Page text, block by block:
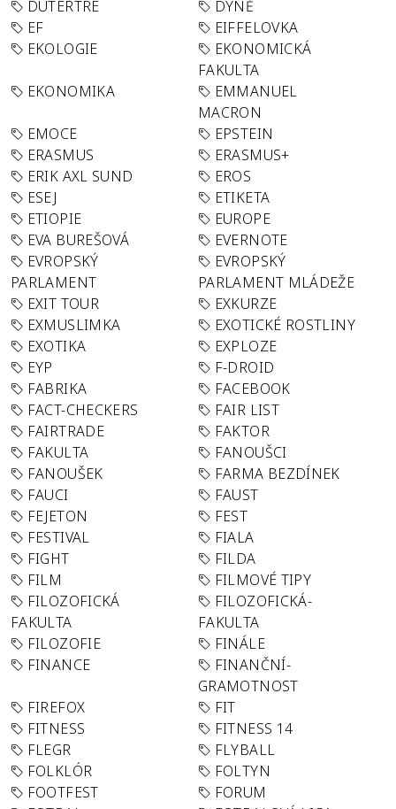
DUTERTRE
DÝNĚ
EF
EIFFELOVKA
EKOLOGIE
EKONOMICKÁ
FAKULTA
EKONOMIKA
EMMANUEL
MACRON
EMOCE
EPSTEIN
ERASMUS
ERASMUS+
ERIK AXL SUND
EROS
ESEJ
ETIKETA
ETIOPIE
EUROPE
EVA BUREŠOVÁ
EVERNOTE
EVROPSKÝ
PARLAMENT
EVROPSKÝ
PARLAMENT MLÁDEŽE
EXIT TOUR
EXKURZE
EXMUSLIMKA
EXOTICKÉ ROSTLINY
EXOTIKA
EXPLOZE
EYP
F-DROID
FABRIKA
FACEBOOK
FACT-CHECKERS
FAIR LIST
FAIRTRADE
FAKTOR
FAKULTA
FANOUŠCI
FANOUŠEK
FARMA BEZDÍNEK
FAUCI
FAUST
FEJETON
FEST
FESTIVAL
FIALA
FIGHT
FILDA
FILM
FILMOVÉ TIPY
FILOZOFICKÁ
FAKULTA
FILOZOFICKÁ-
FAKULTA
FILOZOFIE
FINÁLE
FINANCE
FINANČNÍ-
GRAMOTNOST
FIREFOX
FIT
FITNESS
FITNESS 14
FLEGR
FLYBALL
FOLKLÓR
FOLTYN
FOOTFEST
FORUM